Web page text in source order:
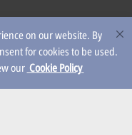
on our website. By
for cookies to be used.
ourCookie Policy